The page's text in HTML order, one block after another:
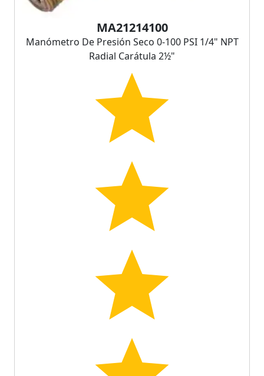
MA21214100
Manómetro De Presión Seco 0-100 PSI 1/4" NPT
Radial Carátula 2½"